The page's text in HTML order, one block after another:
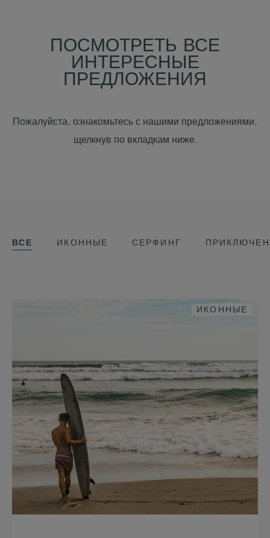
ПОСМОТРЕТЬ ВСЕ
ИНТЕРЕСНЫЕ
ПРЕДЛОЖЕНИЯ
Пожалуйста, ознакомьтесь с нашими предложениями,
щелкнув по вкладкам ниже.
ВСЕ ИКОННЫЕ СЕРФИНГ
ИКОННЫЕ